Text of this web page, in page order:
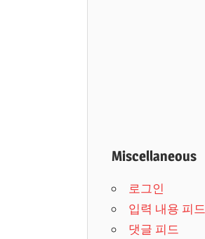
Miscellaneous
로그인
입력 내용 피드
댓글 피드